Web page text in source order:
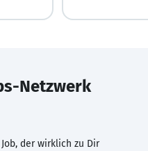
Netzwerk
der wirklich zu Dir